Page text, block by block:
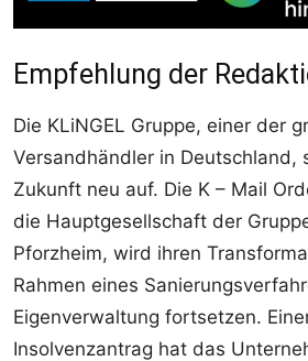
Empfehlung der
Die KLiNGEL Gruppe, einer der
Versandhändler in Deutschland,
Zukunft neu auf. Die K – Mail
die Hauptgesellschaft der
Pforzheim, wird ihren
Rahmen eines
Eigenverwaltung fortsetzen.
Insolvenzantrag hat das